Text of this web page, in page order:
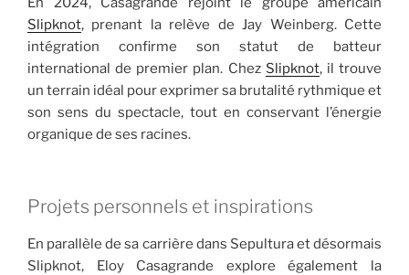
Slipknot, prenant la relève de Jay Weinberg. Cette
intégration confirme son statut de batteur
international de premier plan. Chez Slipknot, il trouve
un terrain idéal pour exprimer sa brutalité rythmique et
son sens du spectacle, tout en conservant l’énergie
organique de ses racines.
Projets personnels et inspirations
En parallèle de sa carrière dans Sepultura et désormais
Slipknot, Eloy Casagrande explore également la